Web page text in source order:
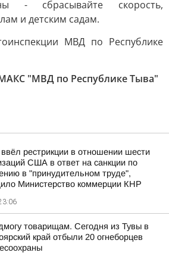
- сбрасывайте скорость,
и детским садам.
МВД по Республике
"МВД по Республике Тыва"
рестрикции в отношении шести
США в ответ на санкции по
в "принудительном труде",
Министерство коммерции КНР
товарищам. Сегодня из Тувы в
край отбыли 20 огнеборцев